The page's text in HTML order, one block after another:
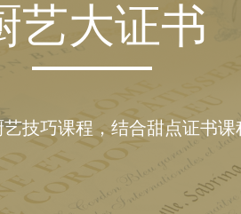
艺大证书
技巧课程，结合甜点证书